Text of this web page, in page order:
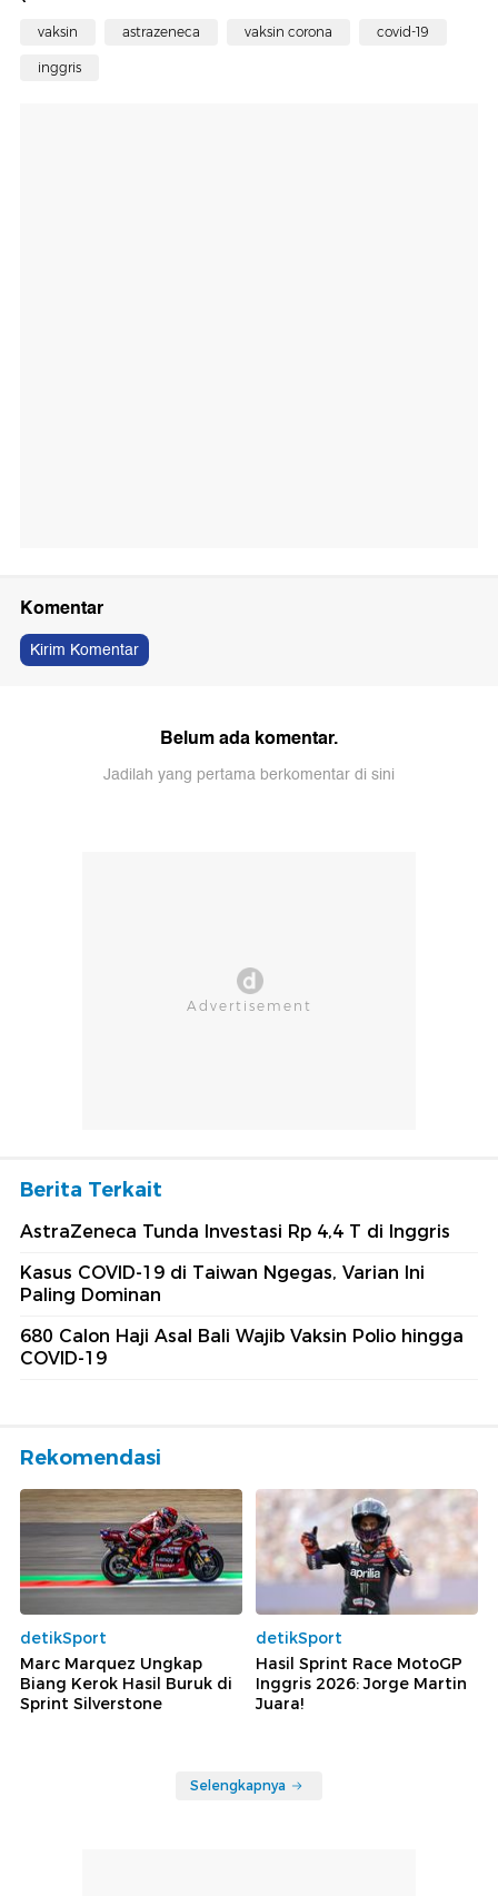
vaksin astrazeneca vaksin corona covid-19
inggris
Komentar
Kirim Komentar
Belum ada komentar.
Jadilah yang pertama berkomentar di sini
Berita Terkait
AstraZeneca Tunda Investasi Rp 4,4 T di Inggris
Kasus COVID-19 di Taiwan Ngegas, Varian Ini
Paling Dominan
680 Calon Haji Asal Bali Wajib Vaksin Polio hingga
COVID-19
Rekomendasi
detikSport
Marc Marquez Ungkap
Biang Kerok Hasil Buruk di
Sprint Silverstone
detikSport
Hasil Sprint Race MotoGP
Inggris 2026: Jorge Martin
Juara!
Selengkapnya